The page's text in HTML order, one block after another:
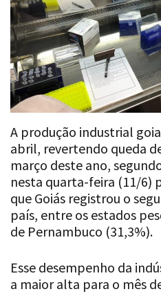
A produção industrial
abril, revertendo queda
março deste ano,
nesta quarta-feira (11/6)
que Goiás registrou o
país, entre os estados
de Pernambuco (31,3%).
Esse desempenho da
a maior alta para o mês